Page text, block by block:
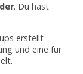
. Du hast
erstellt –
und eine für